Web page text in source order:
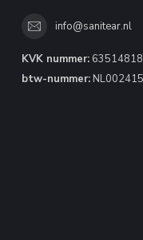
info@sanitear.nl
KVK nummer: 63514818
btw-nummer: